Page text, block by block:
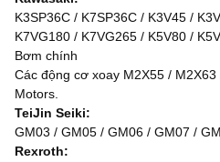
K3SP36C / K7SP36C / K3V45 /
K7VG180 / K7VG265 / K5V80 /
Bơm chính
Các động cơ xoay M2X55 /
Motors.
TeiJin Seiki:
GM03 / GM05 / GM06 / GM07 /
Rexroth: